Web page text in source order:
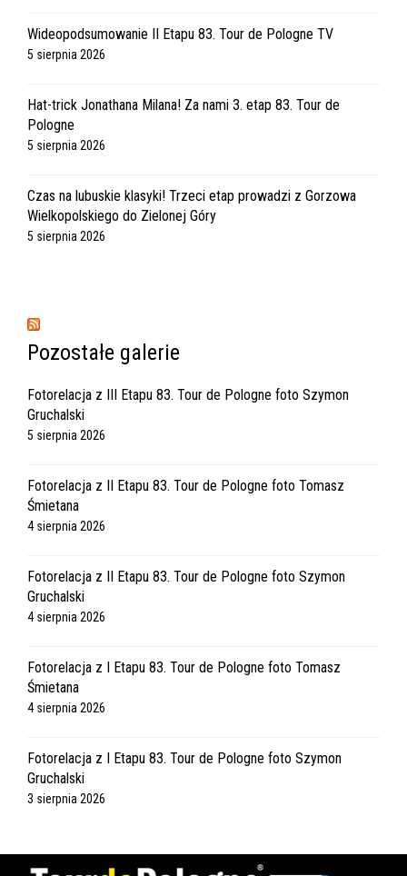
Wideopodsumowanie II Etapu 83. Tour de Pologne TV
5 sierpnia 2026
Hat-trick Jonathana Milana! Za nami 3. etap 83. Tour de
Pologne
5 sierpnia 2026
Czas na lubuskie klasyki! Trzeci etap prowadzi z Gorzowa
Wielkopolskiego do Zielonej Góry
5 sierpnia 2026
Pozostałe galerie
Fotorelacja z III Etapu 83. Tour de Pologne foto Szymon
Gruchalski
5 sierpnia 2026
Fotorelacja z II Etapu 83. Tour de Pologne foto Tomasz
Śmietana
4 sierpnia 2026
Fotorelacja z II Etapu 83. Tour de Pologne foto Szymon
Gruchalski
4 sierpnia 2026
Fotorelacja z I Etapu 83. Tour de Pologne foto Tomasz
Śmietana
4 sierpnia 2026
Fotorelacja z I Etapu 83. Tour de Pologne foto Szymon
Gruchalski
3 sierpnia 2026